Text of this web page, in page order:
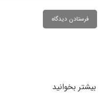
بیشتر بخوانید